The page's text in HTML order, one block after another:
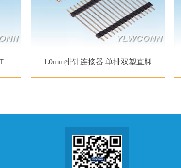
1.0mm排针连接器 单排双塑直脚